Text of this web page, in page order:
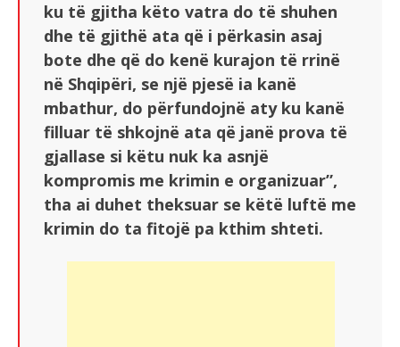
ku të gjitha këto vatra do të shuhen
dhe të gjithë ata që i përkasin asaj
bote dhe që do kenë kurajon të rrinë
në Shqipëri, se një pjesë ia kanë
mbathur, do përfundojnë aty ku kanë
filluar të shkojnë ata që janë prova të
gjallase si këtu nuk ka asnjë
kompromis me krimin e organizuar”,
tha ai duhet theksuar se këtë luftë me
krimin do ta fitojë pa kthim shteti.